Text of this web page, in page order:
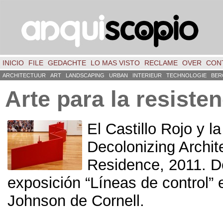
INICIO FILE GEDACHTE LO MAS VISTO RECLAME OVER
ARCHITECTUUR ART LANDSCAPING URBAN INTERIEUR TECHNOLOGIE
Arte para la
El Castillo Rojo y
Decolonizing
Residence, 2011.
exposición “Líneas de control ”
Johnson de Cornell .